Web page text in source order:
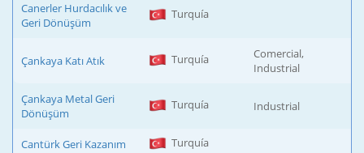
Canerler Hurdacılık ve
Geri Dönüşüm
Turquía
Çankaya Katı Atık Turquía
Comercial,
Industrial
Çankaya Metal Geri
Dönüşüm
Turquía Industrial
Cantürk Geri Kazanım Turquía